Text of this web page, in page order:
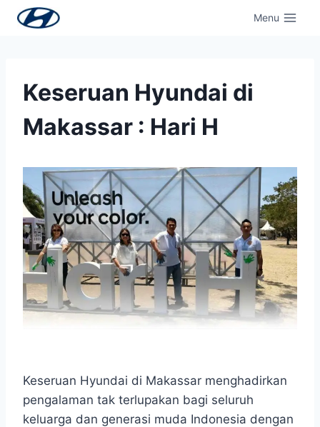
Menu
Keseruan Hyundai di
Makassar : Hari H
Keseruan Hyundai di Makassar menghadirkan
pengalaman tak terlupakan bagi seluruh
keluarga dan generasi muda Indonesia dengan